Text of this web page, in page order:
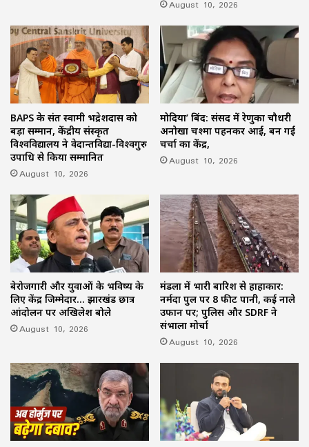
August 10, 2026
BAPS के संत स्वामी भद्रेशदास को
बड़ा सम्मान, केंद्रीय संस्कृत
विश्वविद्यालय ने वेदान्तविद्या-विश्वगुरु
उपाधि से किया सम्मानित
August 10, 2026
मोदिया’ बिंद: संसद में रेणुका चौधरी
अनोखा चश्मा पहनकर आईं, बन गईं
चर्चा का केंद्र,
August 10, 2026
बेरोजगारी और युवाओं के भविष्य के
लिए केंद्र जिम्मेदार… झारखंड छात्र
आंदोलन पर अखिलेश बोले
August 10, 2026
मंडला में भारी बारिश से हाहाकार:
नर्मदा पुल पर 8 फीट पानी, कई नाले
उफान पर; पुलिस और SDRF ने
संभाला मोर्चा
August 10, 2026